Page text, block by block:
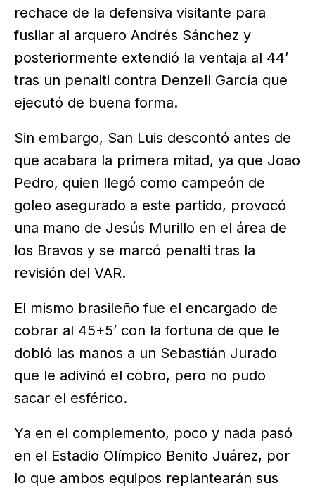
rechace de la defensiva visitante para
fusilar al arquero Andrés Sánchez y
posteriormente extendió la ventaja al 44’
tras un penalti contra Denzell García que
ejecutó de buena forma.
Sin embargo, San Luis descontó antes de
que acabara la primera mitad, ya que Joao
Pedro, quien llegó como campeón de
goleo asegurado a este partido, provocó
una mano de Jesús Murillo en el área de
los Bravos y se marcó penalti tras la
revisión del VAR.
El mismo brasileño fue el encargado de
cobrar al 45+5’ con la fortuna de que le
dobló las manos a un Sebastián Jurado
que le adivinó el cobro, pero no pudo
sacar el esférico.
Ya en el complemento, poco y nada pasó
en el Estadio Olímpico Benito Juárez, por
lo que ambos equipos replantearán sus